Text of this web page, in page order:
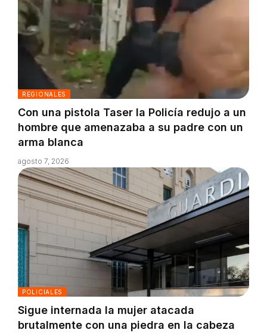
REGIONALES
Con una pistola Taser la Policía redujo a un
hombre que amenazaba a su padre con un
arma blanca
agosto 7, 2026
POLICIALES
Sigue internada la mujer atacada
brutalmente con una piedra en la cabeza